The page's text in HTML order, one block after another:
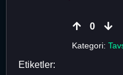
0
Kategori:
Etiketler: